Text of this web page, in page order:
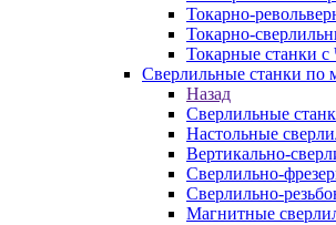
Токарно-
Токарно-
Токарные станки
Сверлильные станки по
Назад
Сверлильные
Настольные
Вертикально-
Сверлильно-
Сверлильно-
Магнитные